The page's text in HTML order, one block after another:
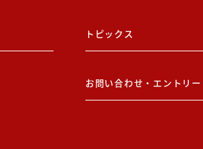
トピックス
お問い合わせ・エントリー